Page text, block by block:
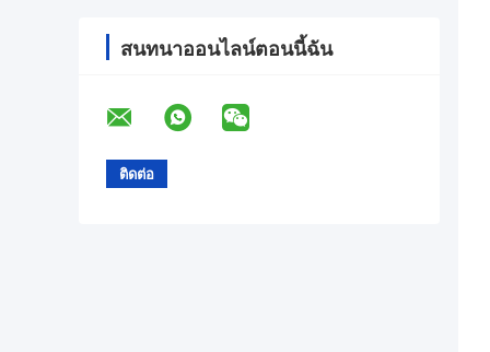
สนทนาออนไลน์ตอนนี้ฉัน